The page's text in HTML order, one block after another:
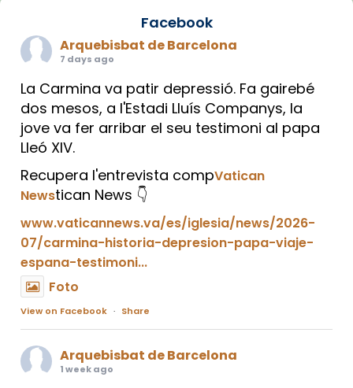
Facebook
Arquebisbat de Barcelona
7 days ago
La Carmina va patir depressió. Fa gairebé
dos mesos, a l'Estadi Lluís Companys, la
jove va fer arribar el seu testimoni al papa
Lleó XIV.
Recupera l'entrevista compVatican
Newstican News 👇
www.vaticannews.va/es/iglesia/news/2026-
07/carmina-historia-depresion-papa-viaje-
espana-testimoni...
Foto
View on Facebook · Share
Arquebisbat de Barcelona
1 week ago